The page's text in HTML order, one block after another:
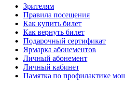
Зрителям
Правила посещения
Как купить билет
Как вернуть билет
Подарочный сертификат
Ярмарка абонементов
Личный абонемент
Личный кабинет
Памятка по профилактике